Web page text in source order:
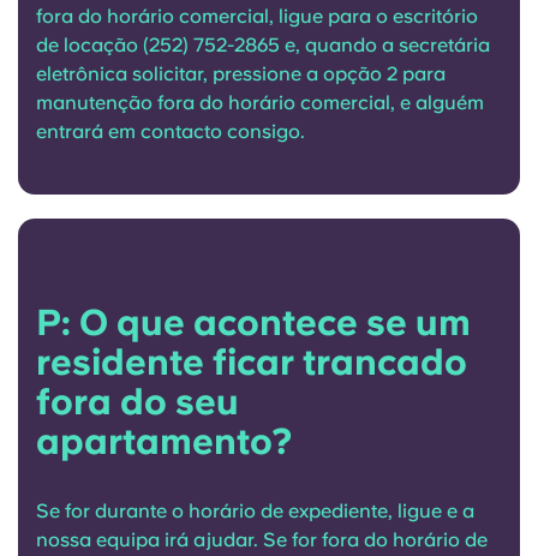
fora do horário comercial, ligue para o escritório
de locação (252) 752-2865 e, quando a secretária
eletrônica solicitar, pressione a opção 2 para
manutenção fora do horário comercial, e alguém
entrará em contacto consigo.
P: O que acontece se um
residente ficar trancado
fora do seu
apartamento?
Se for durante o horário de expediente, ligue e a
nossa equipa irá ajudar. Se for fora do horário de